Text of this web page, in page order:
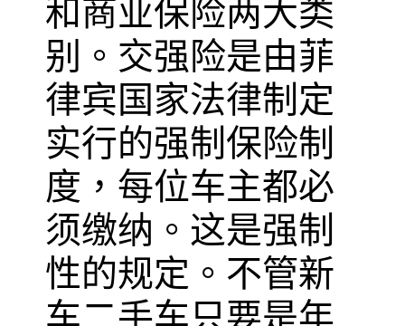
和商业保险两大类
别。交强险是由菲
律宾国家法律制定
实行的强制保险制
度，每位车主都必
须缴纳。这是强制
性的规定。不管新
车二手车只要是年